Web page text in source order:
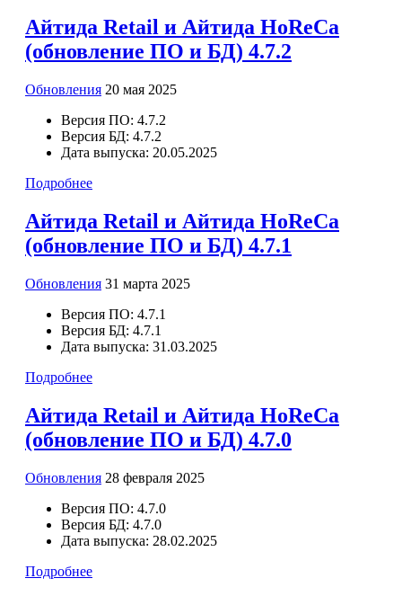
Айтида Retail и Айтида HoReCa
(обновление ПО и БД) 4.7.2
Обновления 20 мая 2025
Версия ПО: 4.7.2
Версия БД: 4.7.2
Дата выпуска: 20.05.2025
Подробнее
Айтида Retail и Айтида HoReCa
(обновление ПО и БД) 4.7.1
Обновления 31 марта 2025
Версия ПО: 4.7.1
Версия БД: 4.7.1
Дата выпуска: 31.03.2025
Подробнее
Айтида Retail и Айтида HoReCa
(обновление ПО и БД) 4.7.0
Обновления 28 февраля 2025
Версия ПО: 4.7.0
Версия БД: 4.7.0
Дата выпуска: 28.02.2025
Подробнее